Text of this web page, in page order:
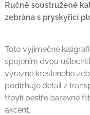
Ručně soustružené
zebrána s pryskyřicí
Toto výjimečné
spojením dvou
výrazně kresleného
podtrhuje detail z
třpytí pestře barevné
akcent.